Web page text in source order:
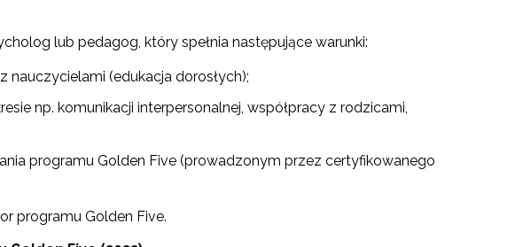
lub pedagog, który spełnia następujące warunki:
(edukacja dorosłych);
np. komunikacji interpersonalnej, współpracy z rodzicami,
programu Golden Five (prowadzonym przez certyfikowanego
programu Golden Five.